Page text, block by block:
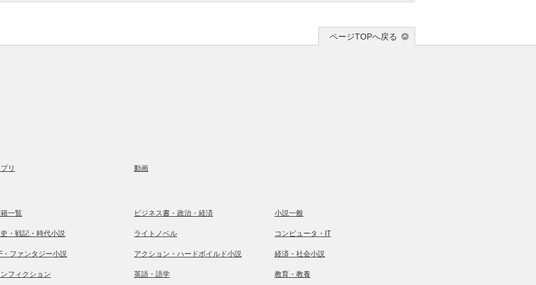
リ 動画
一覧 ビジネス書・政治・経済 小説一般
・戦記・時代小説 ライトノベル コンピュータ・IT
・ファンタジー小説 アクション・ハードボイルド小説 経済・社会小説
フィクション 英語・語学 教育・教養
ページTOPへ戻る